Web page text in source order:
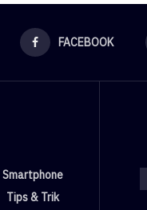
FACEBOOK
Smartphone
Tips & Trik